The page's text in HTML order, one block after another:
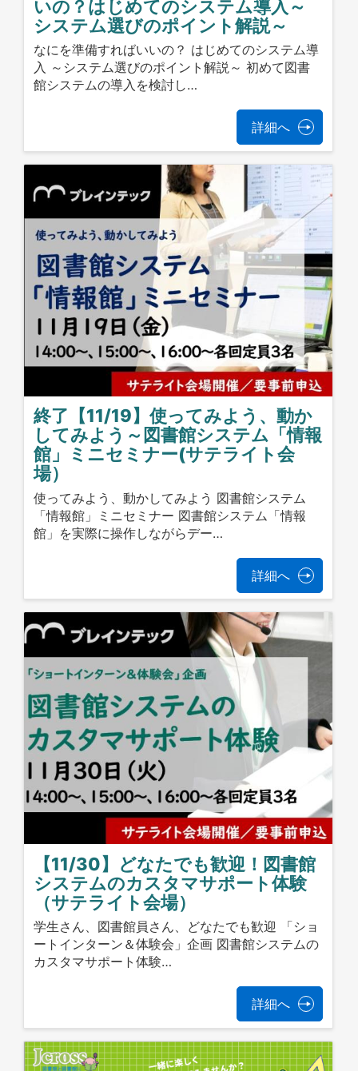
いの？はじめてのシステム導入～
システム選びのポイント解説～
なにを準備すればいいの？ はじめてのシステム導
入 ～システム選びのポイント解説～ 初めて図書
館システムの導入を検討し…
詳細へ
終了【11/19】使ってみよう、動か
してみよう～図書館システム「情報
館」ミニセミナー(サテライト会
場）
使ってみよう、動かしてみよう 図書館システム
「情報館」ミニセミナー 図書館システム「情報
館」を実際に操作しながらデー…
詳細へ
【11/30】どなたでも歓迎！図書館
システムのカスタマサポート体験
（サテライト会場）
学生さん、図書館員さん、どなたでも歓迎 「ショ
ートインターン＆体験会」企画 図書館システムの
カスタマサポート体験…
詳細へ